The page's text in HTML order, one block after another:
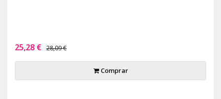
25,28 € 28,09 €
Comprar